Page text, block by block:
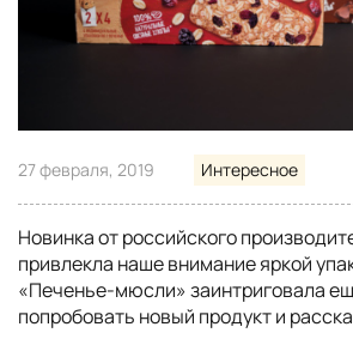
27 февраля, 2019 Интересное
Новинка от российского
привлекла наше внимание яркой
«Печенье-мюсли» заинтриговала
попробовать новый продукт и